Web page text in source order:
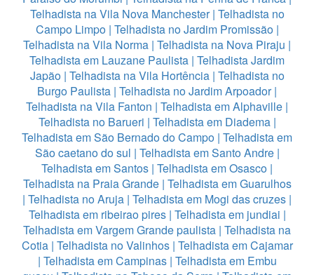
Telhadista na Vila Nova Manchester| Telhadista no
Campo Limpo| Telhadista no Jardim Promissão|
Telhadista na Vila Norma | Telhadista na Nova Piraju |
Telhadista em Lauzane Paulista | Telhadista Jardim
Japão| Telhadista na Vila Hortência| Telhadista no
Burgo Paulista | Telhadista no Jardim Arpoador|
Telhadista na Vila Fanton | Telhadista em Alphaville |
Telhadista no Barueri | Telhadista em Diadema|
Telhadista em São Bernado do Campo | Telhadista em
São caetano do sul | Telhadista em Santo Andre|
Telhadista em Santos | Telhadista em Osasco |
Telhadista na Praia Grande| Telhadista em Guarulhos
| Telhadista no Aruja | Telhadista em Mogi das cruzes |
Telhadista em ribeirao pires| Telhadista em jundiai |
Telhadista em Vargem Grande paulista | Telhadista na
Cotia| Telhadista no Valinhos| Telhadista em Cajamar
| Telhadista em Campinas| Telhadista em Embu